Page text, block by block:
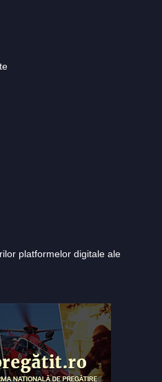
platformelor digitale ale